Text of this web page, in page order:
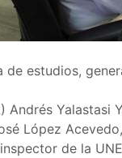
de estudios,
Yalastasi
López
de la